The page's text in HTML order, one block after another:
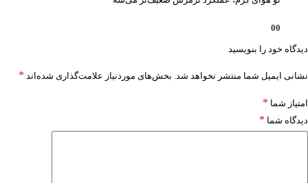
0
0
دیدگاه خود را بنویسید
نشانی ایمیل شما منتشر نخواهد شد. بخش‌های موردنیاز علامت‌گذاری شده‌اند *
امتیاز شما *
دیدگاه شما *